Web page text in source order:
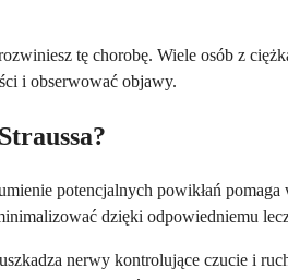
tę chorobę. Wiele osób z
i obserwować objawy.
potencjalnych powikłań
dzięki odpowiedniemu
nerwy kontrolujące czucie i